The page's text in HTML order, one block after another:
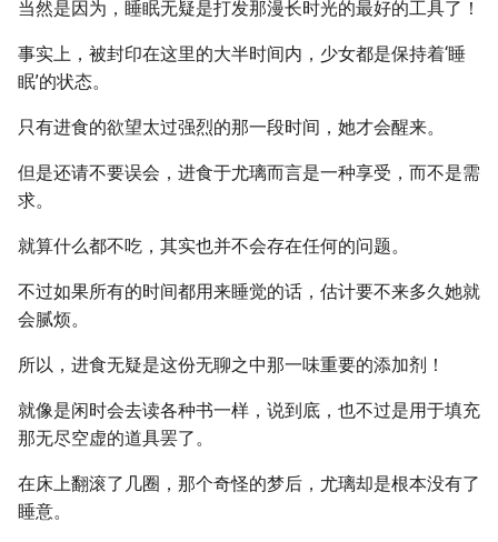
当然是因为，睡眠无疑是打发那漫长时光的最好的工具了！
事实上，被封印在这里的大半时间内，少女都是保持着‘睡
眠’的状态。
只有进食的欲望太过强烈的那一段时间，她才会醒来。
但是还请不要误会，进食于尤璃而言是一种享受，而不是需
求。
就算什么都不吃，其实也并不会存在任何的问题。
不过如果所有的时间都用来睡觉的话，估计要不来多久她就
会腻烦。
所以，进食无疑是这份无聊之中那一味重要的添加剂！
就像是闲时会去读各种书一样，说到底，也不过是用于填充
那无尽空虚的道具罢了。
在床上翻滚了几圈，那个奇怪的梦后，尤璃却是根本没有了
睡意。